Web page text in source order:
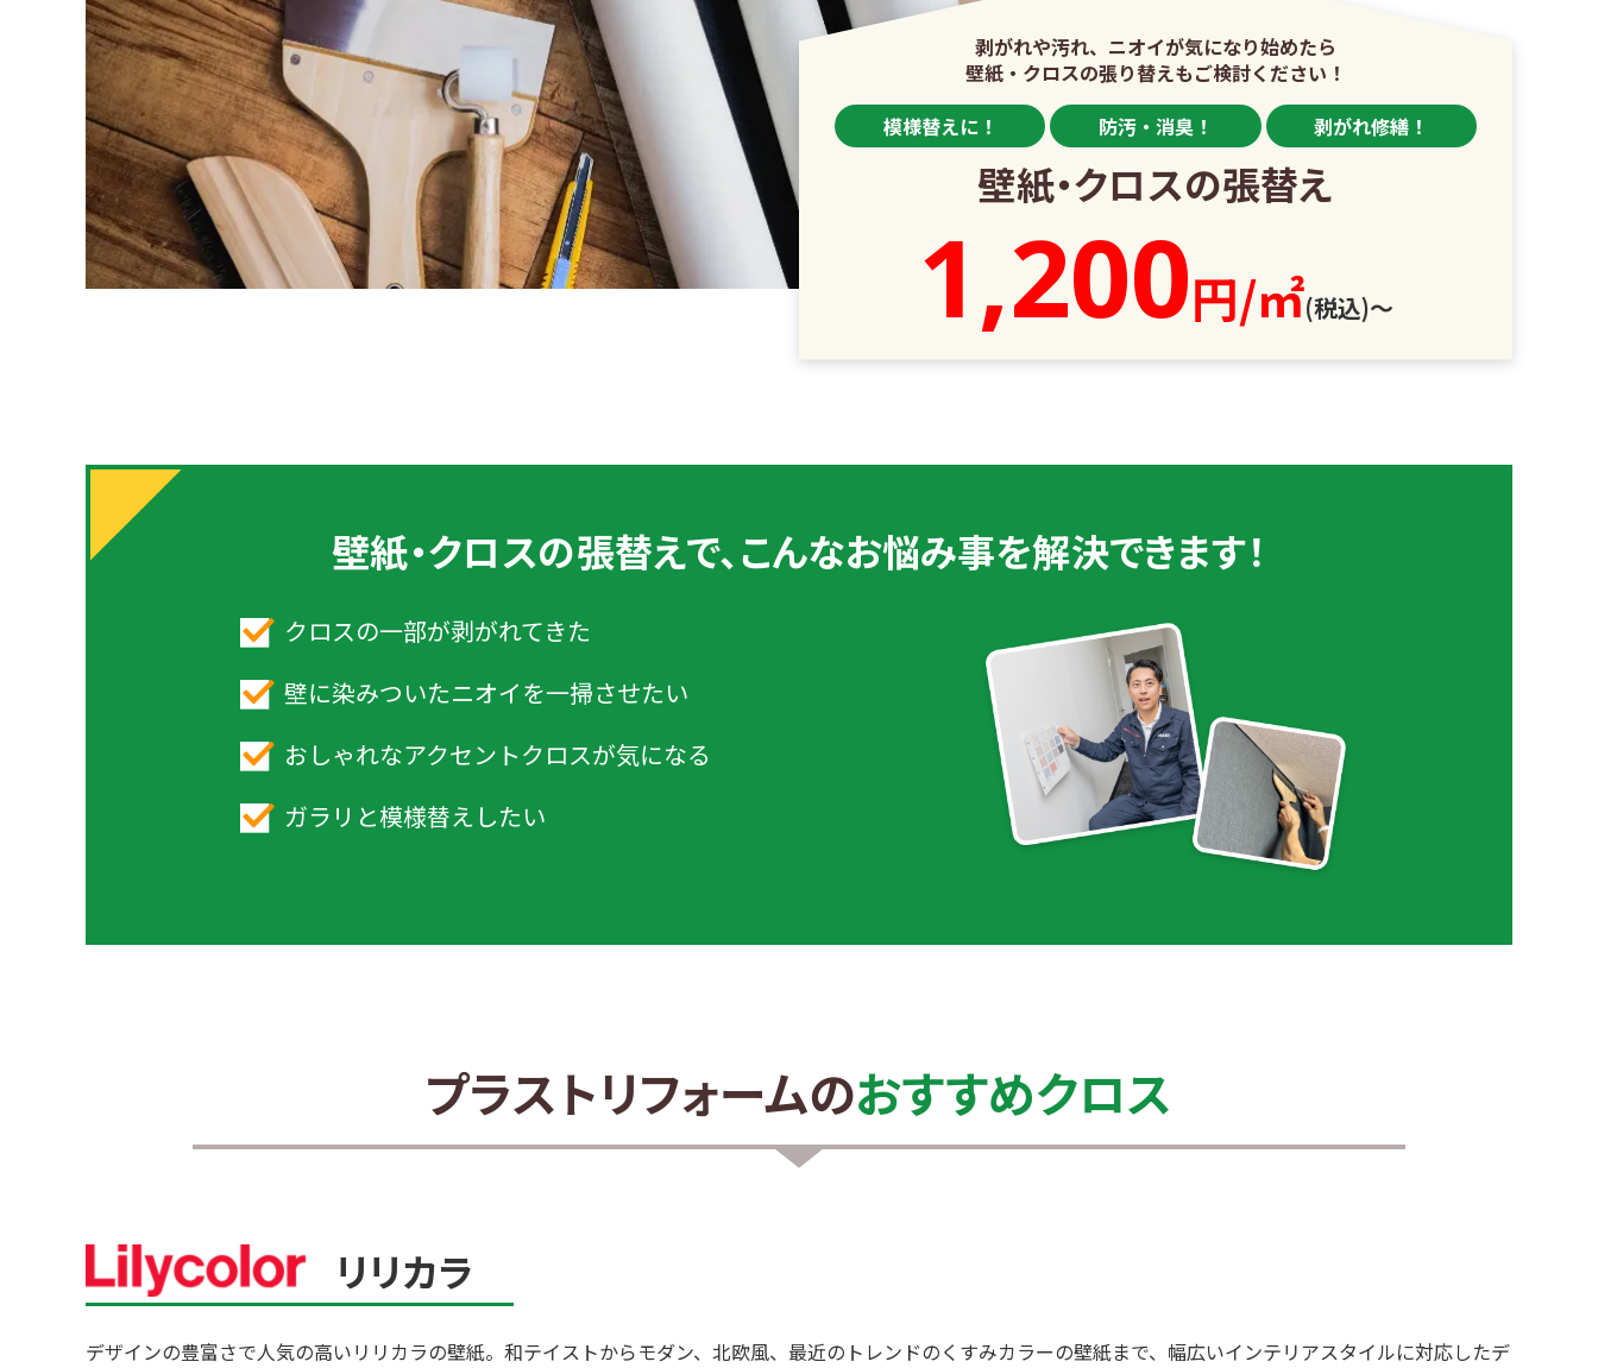
剥がれや汚れ、 ニオイが気になり始めたら
壁紙・クロスの張り替えもご検討ください！
模様替えに！
防汚・消臭！ 剥がれ修繕！
壁紙・クロスの張替え
1,200円/㎡(税込)〜
壁紙・クロスの張替えで、こんなお悩み事を解決できます！
クロスの一部が剥がれてきた
壁に染みついたニオイを一掃させたい
おしゃれなアクセントクロスが気になる
ガラリと模様替えしたい
プラストリフォームのおすすめクロス
リリカラ
デザインの豊富さで人気の高いリリカラの壁紙。和テイストからモダン、北欧風、最近のトレンドのくすみカラーの壁紙まで、幅広いインテリアスタイルに対応したデ